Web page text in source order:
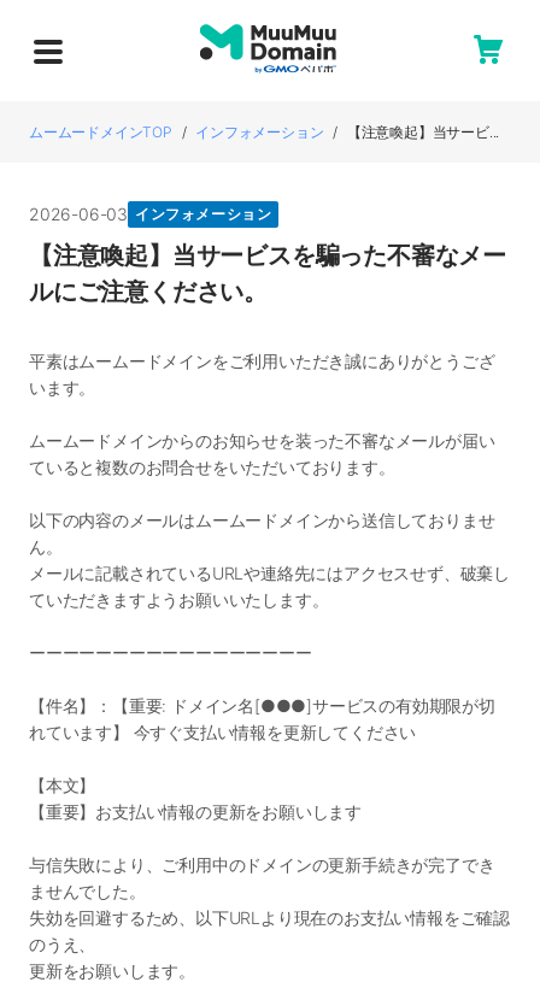
ムームードメインTOP インフォメーション 【注意喚起】当サービ...
2026-06-03 インフォメーション
【注意喚起】当サービスを騙った不審なメー
ルにご注意ください。
平素はムームードメインをご利用いただき誠にありがとうござ
います。
ムームードメインからのお知らせを装った不審なメールが届い
ていると複数のお問合せをいただいております。
以下の内容のメールはムームードメインから送信しておりませ
ん。
メールに記載されているURLや連絡先にはアクセスせず、破棄し
ていただきますようお願いいたします。
ーーーーーーーーーーーーーーーーー
【件名】：【重要: ドメイン名[●●●]サービスの有効期限が切
れています】 今すぐ支払い情報を更新してください
【本文】
【重要】お支払い情報の更新をお願いします
与信失敗により、ご利用中のドメインの更新手続きが完了でき
ませんでした。
失効を回避するため、以下URLより現在のお支払い情報をご確認
のうえ、
更新をお願いします。